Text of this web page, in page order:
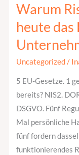
Warum
heute
Uncategorized/
5 EU-Gesetze. 1
bereits? NIS2.
DSGVO. Fünf
Mal persönliche
fünf fordern
funktionierendes
Warum
heute
das
Fundament